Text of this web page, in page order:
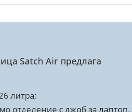
Satch Air предлага
литра;
отделение с джоб за лаптоп.